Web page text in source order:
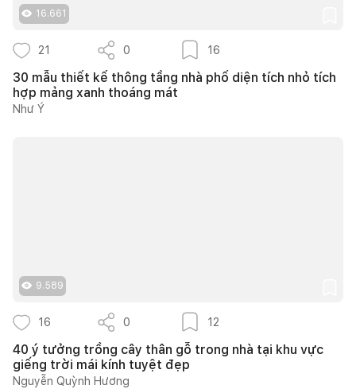
16.661
21 0 16
30 mẫu thiết kế thông tầng nhà phố diện tích nhỏ tích
hợp mảng xanh thoáng mát
Như Ý
9.589
16 0 12
40 ý tưởng trồng cây thân gỗ trong nhà tại khu vực
giếng trời mái kính tuyệt đẹp
Nguyễn Quỳnh Hương